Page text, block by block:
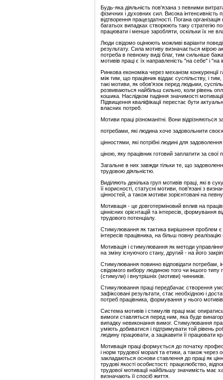
Будь-яка діяльність пов'язана з певними
фізичних і духовних сил. Висока
відтворення працездатності. Погана
багатьох випадках створюють таку стратегію
працювати і менше заробляти, оскільки їх не
Люди свідомо оцінюють можливі варіанти
результату. Сила мотиву визначається мірою
потреба в певному виді благ, тим сильніше
мотивів праці є їх направленість "на себе" і "на
Ринкова економіка через механізм
між тим, що працівник віддає суспільству, і
такі мотиви, як обов'язок перед людьми,
розвиваються найбільш сильно, коли рівень
кошика. Наслідком падіння значимості
Підвищення кваліфікації перестає бути
власних потреб.
Мотиви праці різноманітні. Вони відрізняються
потребами, які людина хоче задовольнити
цінностями, які потрібні людині для
ціною, яку працівник готовий заплатити за свої
Загальне в них завжди тільки те, що
трудовою діяльністю.
Виділяють декілька груп мотивів праці, які в
її корисності, статусні мотиви, пов'язані з
цінностей, а також мотиви зорієнтовані на
Мотивація - це довготерміновий вплив на
ціннісних орієнтацій та інтересів, формування
трудового потенціалу.
Стимулювання як тактика вирішення проблем є
інтересів працівника, на більш повну
Мотивація і стимулювання як методи
на зміну існуючого стану, другий - на його
Стимулювання повинно відповідати потребам,
свідомого вибору людиною того чи іншого
(стимули) і внутрішніх (мотиви) чинників.
Стимулювання праці передбачає створення
зафіксовані результати, стає необхідною і
потреб працівника, формування у нього
Система мотивів і стимулів праці має
вимоги ставляться перед ним, яка буде
випадку невиконання вимог. Стимулювання
уміють добиватися і підтримувати той рівень
людину працювати, а зацікавити її працювати
Мотивація праці формується до початку
і норм трудової моралі та етики, а також через
закладаються основи ставлення до праці як
трудові якості особистості: працелюбство,
трудової мотивації найбільшу значимість має
визначають її спосіб життя.